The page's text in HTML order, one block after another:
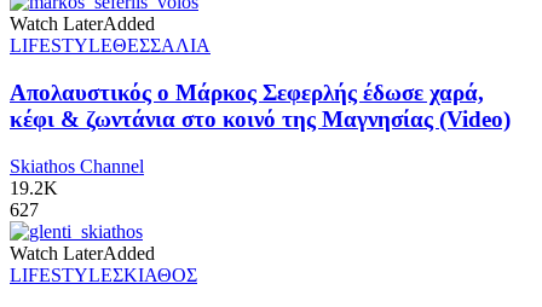
Watch LaterAdded
LIFESTYLEΘΕΣΣΑΛΙΑ
Απολαυστικός ο Μάρκος Σεφερλής έδωσε χαρά,
κέφι & ζωντάνια στο κοινό της Μαγνησίας (Video)
Skiathos Channel
19.2K
627
Watch LaterAdded
LIFESTYLEΣΚΙΑΘΟΣ